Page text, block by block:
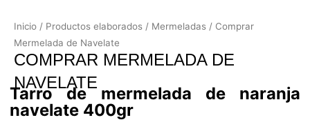
Inicio / Productos elaborados / Mermeladas / Comprar
Mermelada de Navelate
COMPRAR MERMELADA DE
NAVELATE
Tarro de mermelada de naranja
navelate 400gr